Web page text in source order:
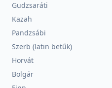
Gudzsaráti
Kazah
Pandzsábi
Szerb (latin betűk)
Horvát
Bolgár